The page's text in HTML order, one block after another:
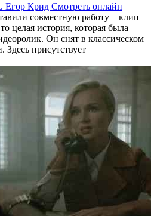
Егор Крид Смотреть онлайн
совместную работу – клип
целая история, которая была
Он снят в классическом
Здесь присутствует